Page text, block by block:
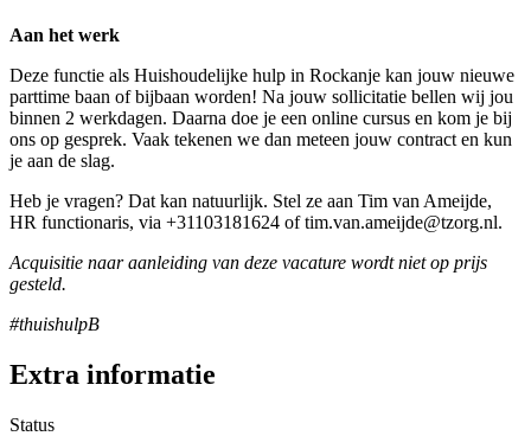
Aan het werk
Deze functie als Huishoudelijke hulp in Rockanje kan jouw nieuwe
parttime baan of bijbaan worden! Na jouw sollicitatie bellen wij jou
binnen 2 werkdagen. Daarna doe je een online cursus en kom je bij
ons op gesprek. Vaak tekenen we dan meteen jouw contract en kun
je aan de slag.
Heb je vragen? Dat kan natuurlijk. Stel ze aan Tim van Ameijde,
HR functionaris, via +31103181624 of tim.van.ameijde@tzorg.nl.
Acquisitie naar aanleiding van deze vacature wordt niet op prijs
gesteld.
#thuishulpB
Extra informatie
Status